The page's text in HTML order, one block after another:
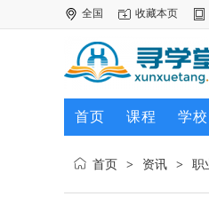
全国 收藏本页
首页 课程 学校
首页 > 资讯 > 职